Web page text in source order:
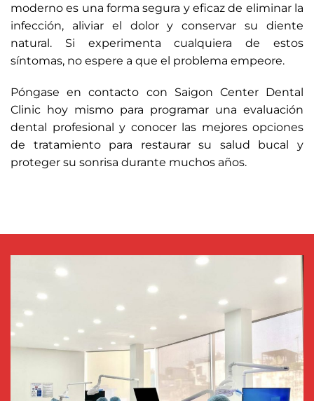
moderno es una forma segura y eficaz de eliminar la
infección, aliviar el dolor y conservar su diente
natural. Si experimenta cualquiera de estos
síntomas, no espere a que el problema empeore.
Póngase en contacto con Saigon Center Dental
Clinic hoy mismo para programar una evaluación
dental profesional y conocer las mejores opciones
de tratamiento para restaurar su salud bucal y
proteger su sonrisa durante muchos años.